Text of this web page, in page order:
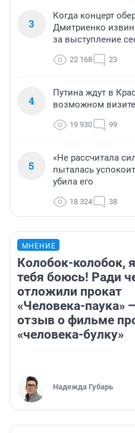
3
Когда концерт
Дмитриенко
за выступление
22 168 23
4
Путина ждут в
возможном
19 930 99
5
«Не рассчитала
пыталась
убила его
18 324 38
МНЕНИЕ
Колобок-колобок, я
тебя боюсь! Ради
отложили прокат
«Человека-паука»
отзыв о фильме
«человека-булку»
Надежда Губарь